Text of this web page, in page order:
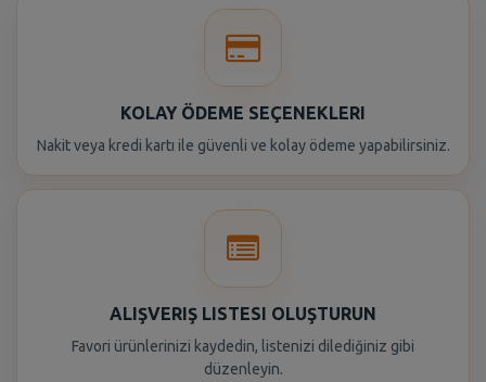
KOLAY ÖDEME SEÇENEKLERI
Nakit veya kredi kartı ile güvenli ve kolay ödeme yapabilirsiniz.
ALIŞVERIŞ LISTESI OLUŞTURUN
Favori ürünlerinizi kaydedin, listenizi dilediğiniz gibi
düzenleyin.